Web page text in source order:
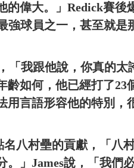
的偉大。」Redick賽後
強球員之一，甚至就是
「我跟他說，你真的太
齡如何，他已經打了23
用言語形容他的特別，
八村壘的貢獻，「八
」James說，「我們